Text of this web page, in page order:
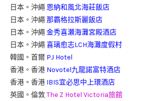
日本。沖繩 恩納和風北海莊飯店
日本。沖繩那霸格拉斯麗飯店
日本。沖繩金秀喜瀬海灘宮殿酒店
日本。沖繩喜璃愈志LCH海灘度假村
韓國。首爾 PJ Hotel
香港。香港 Novotel九龍諾富特酒店
香港。香港 IBIS宜必思中上環酒店
英國。倫敦The Z Hotel Victoria旅館